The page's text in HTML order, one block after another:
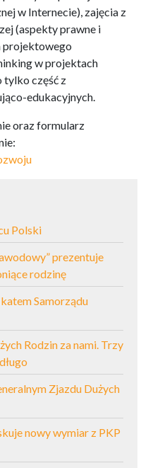
w Internecie), zajęcia z
(aspekty prawne i
projektowego
w projektach
tylko część z
edukacyjnych.
oraz formularz
Polski
prezentuje
rodzinę
Samorządu
Rodzin za nami. Trzy
Zjazdu Dużych
nowy wymiar z PKP